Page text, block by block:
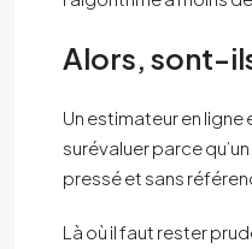
Alors, sont-
Un estimateur en ligne
surévaluer parce
pressé et sans
Là où il faut rester